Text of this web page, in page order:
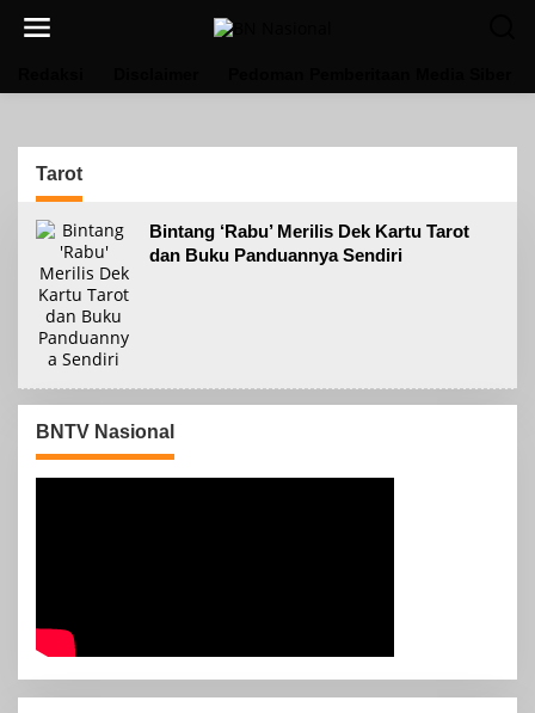
Tarot
Bintang ‘Rabu’ Merilis Dek Kartu Tarot
dan Buku Panduannya Sendiri
BNTV Nasional